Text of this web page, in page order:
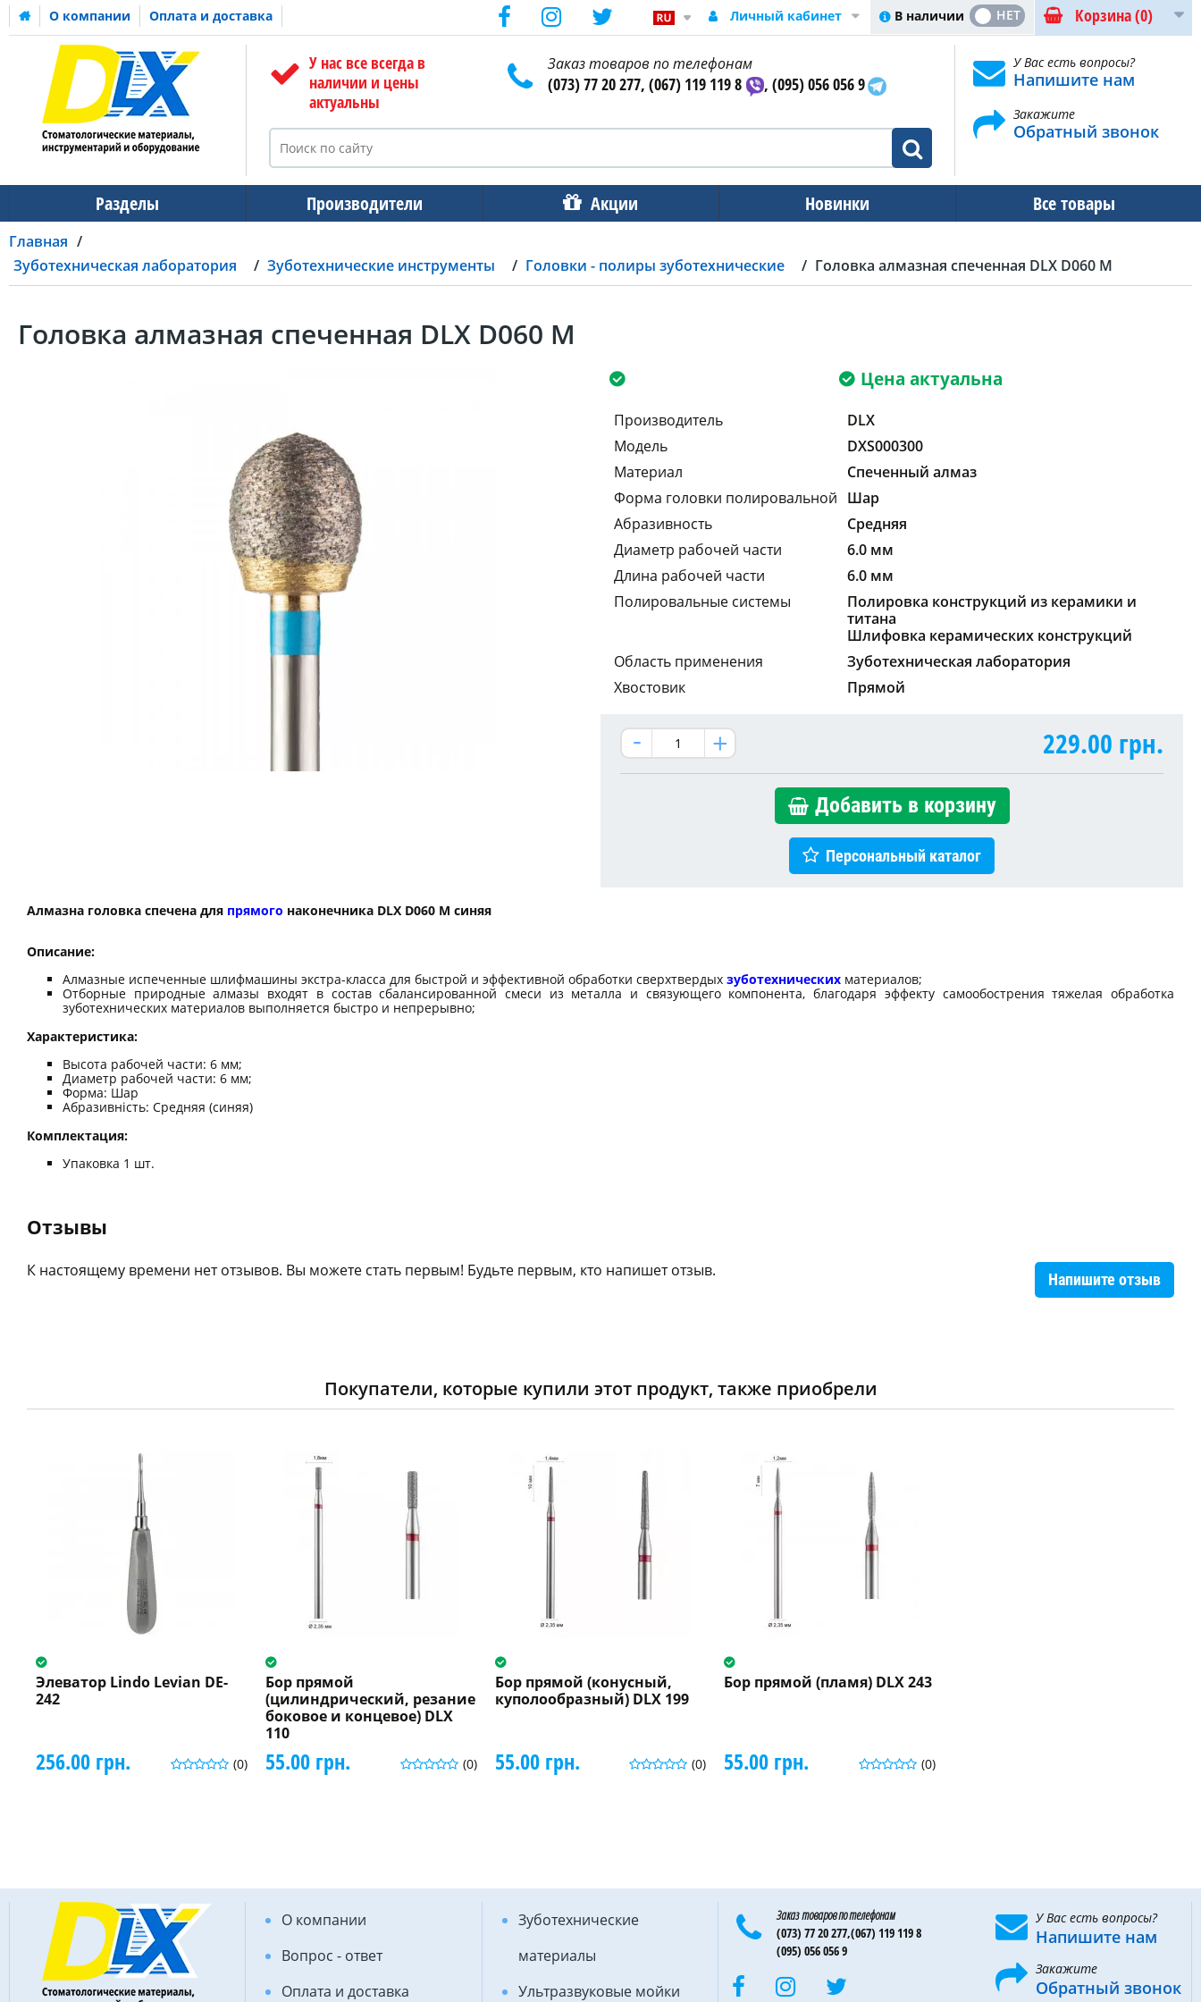
О компании Оплата и доставка Корзина(0)
В наличии
ДА НЕТ
Личный кабинет
У нас все всегда в
наличии и цены
актуальны
Заказ товаров по телефонам
(073) 77 20 277, (067) 119 119 8 , (095) 056 056 9
У Вас есть вопросы?
Напишите нам
Закажите
Обратный звонок
Разделы Производители Акции Новинки Все товары
Главная
Зуботехническая лаборатория
Зуботехнические инструменты Головки - полиры зуботехнические Головка алмазная спеченная DLX D060 M
Головка алмазная спеченная DLX D060 M
Цена актуальна
Производитель
DLX
Модель
DXS000300
Материал
Спеченный алмаз
Форма головки полировальной Шар
Абразивность
Средняя
Диаметр рабочей части
6.0 мм
Длина рабочей части
6.0 мм
Полировальные системы
Полировка конструкций из керамики и
титана
Шлифовка керамических конструкций
Область применения
Зуботехническая лаборатория
Хвостовик
Прямой
229.00 грн.
Добавить в корзину
Персональный каталог
Алмазна головка спечена для прямого наконечника DLX D060 M синяя
Описание:
Алмазные испеченные шлифмашины экстра-класса для быстрой и эффективной обработки сверхтвердых зуботехнических материалов;
Отборные природные алмазы входят в состав сбалансированной смеси из металла и связующего компонента, благодаря эффекту самообострения тяжелая обработка
зуботехнических материалов выполняется быстро и непрерывно;
Характеристика:
Высота рабочей части: 6 мм;
Диаметр рабочей части: 6 мм;
Форма: Шар
Абразивність: Средняя (синяя)
Комплектация:
Упаковка 1 шт.
Отзывы
Напишите отзыв
К настоящему времени нет отзывов. Вы можете стать первым! Будьте первым, кто напишет отзыв.
Покупатели, которые купили этот продукт, также приобрели
Элеватор Lindo Levian DE-
242
(0)
256.00 грн.
Бор прямой
(цилиндрический, резание
боковое и концевое) DLX
110
(0)
55.00 грн.
Бор прямой (конусный,
куполообразный) DLX 199
(0)
55.00 грн.
Бор прямой (пламя) DLX 243
(0)
55.00 грн.
О компании
Вопрос - ответ
Оплата и доставка
Зуботехнические
материалы
Ультразвуковые мойки
Заказ товаров по телефонам
(073) 77 20 277,(067) 119 119 8
(095) 056 056 9
У Вас есть вопросы?
Напишите нам
Закажите
Обратный звонок